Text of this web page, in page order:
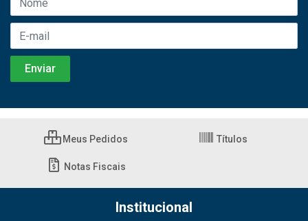
Meus Pedidos Títulos
Notas Fiscais
Institucional